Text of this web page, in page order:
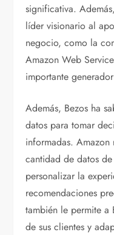
significativa.
líder visionario al
negocio, como la
Amazon Web
importante
Además, Bezos ha
datos para tomar
informadas.
cantidad de datos
personalizar la
recomendaciones
también le permite a
de sus clientes y